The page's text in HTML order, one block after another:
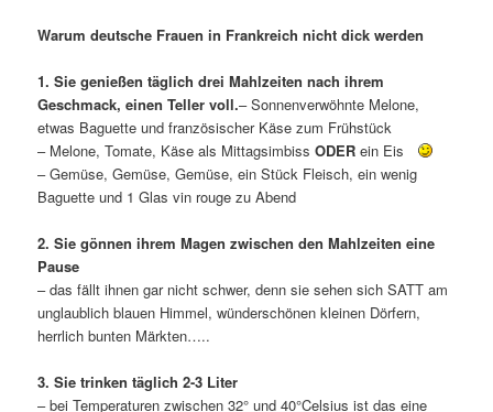
Warum deutsche Frauen in Frankreich nicht dick werden
1. Sie genießen täglich drei Mahlzeiten nach ihrem
Geschmack, einen Teller voll.– Sonnenverwöhnte Melone,
etwas Baguette und französischer Käse zum Frühstück
– Melone, Tomate, Käse als MittagsimbissODER ein Eis
– Gemüse, Gemüse, Gemüse, ein Stück Fleisch, ein wenig
Baguette und 1 Glas vin rouge zu Abend
2. Sie gönnen ihrem Magen zwischen den Mahlzeiten eine
Pause
– das fällt ihnen gar nicht schwer, denn sie sehen sich SATT am
unglaublich blauen Himmel, wünderschönen kleinen Dörfern,
herrlich bunten Märkten…..
3. Sie trinken täglich 2-3 Liter
– bei Temperaturen zwischen 32° und 40°Celsius ist das eine